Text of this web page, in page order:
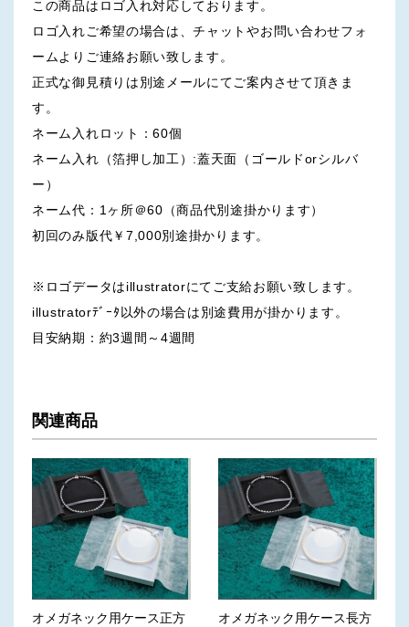
この商品はロゴ入れ対応しております。
ロゴ入れご希望の場合は、チャットやお問い合わせフォ
ームよりご連絡お願い致します。
正式な御見積りは別途メールにてご案内させて頂きま
す。
ネーム入れロット：60個
ネーム入れ（箔押し加工）:蓋天面（ゴールドorシルバ
ー）
ネーム代：1ヶ所＠60（商品代別途掛かります）
初回のみ版代￥7,000別途掛かります。
※ロゴデータはillustratorにてご支給お願い致します。
illustratorﾃﾞｰﾀ以外の場合は別途費用が掛かります。
目安納期：約3週間～4週間
関連商品
オメガネック用ケース正方
オメガネック用ケース長方